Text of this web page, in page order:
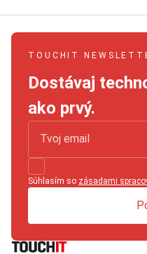
TOUCHIT
Dostávaj
ako prvý.
Súhlasím so zásadami